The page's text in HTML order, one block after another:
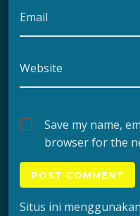
Email
Website
Save my name,
browser for the
Situs ini